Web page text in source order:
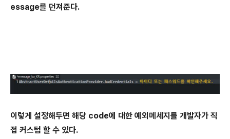
essage를 던져준다.
이렇게 설정해두면 해당 code에 대한 예외메세지를 개발자가 직
접 커스텀 할 수 있다.